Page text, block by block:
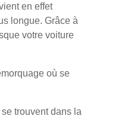
en effet
longue. Grâce à
votre voiture
où se
trouvent dans la